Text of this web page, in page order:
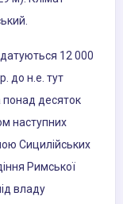
12 000
до н.е. тут
понад десяток
наступних
Сицилійських
Римської
владу